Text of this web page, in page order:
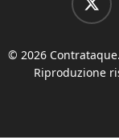
twitter
© 2026
Riproduzione